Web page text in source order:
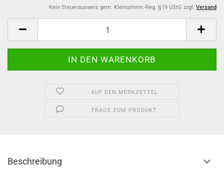
Kein Steuerausweis gem. Kleinuntern.-Reg. §19 UStG zzgl. Versand
AUF DEN MERKZETTEL
FRAGE ZUM PRODUKT
Beschreibung